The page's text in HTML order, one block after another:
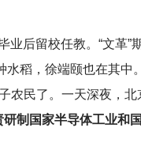
后留校任教。“文革”
水稻，徐端颐也在其中
农民了。一天深夜，北
制国家半导体工业和